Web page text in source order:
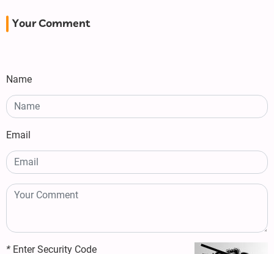
Your Comment
Name
Email
* Enter Security Code